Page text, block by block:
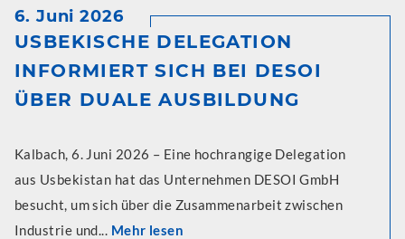
6. Juni 2026
USBEKISCHE DELEGATION
INFORMIERT SICH BEI DESOI
ÜBER DUALE AUSBILDUNG
Kalbach, 6. Juni 2026 – Eine hochrangige Delegation
aus Usbekistan hat das Unternehmen DESOI GmbH
besucht, um sich über die Zusammenarbeit zwischen
Industrie und... Mehr lesen